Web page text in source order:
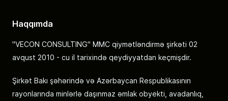
Haqqımda
"VECON CONSULTING" MMC qiymətləndirmə şirkəti 02
avqust 2010 - cu il tarixində qeydiyyatdan keçmişdir.
Şirkət Bakı şəhərində və Azərbaycan Respublikasının
rayonlarında minlərlə daşınmaz əmlak obyekti, avadanlıq,